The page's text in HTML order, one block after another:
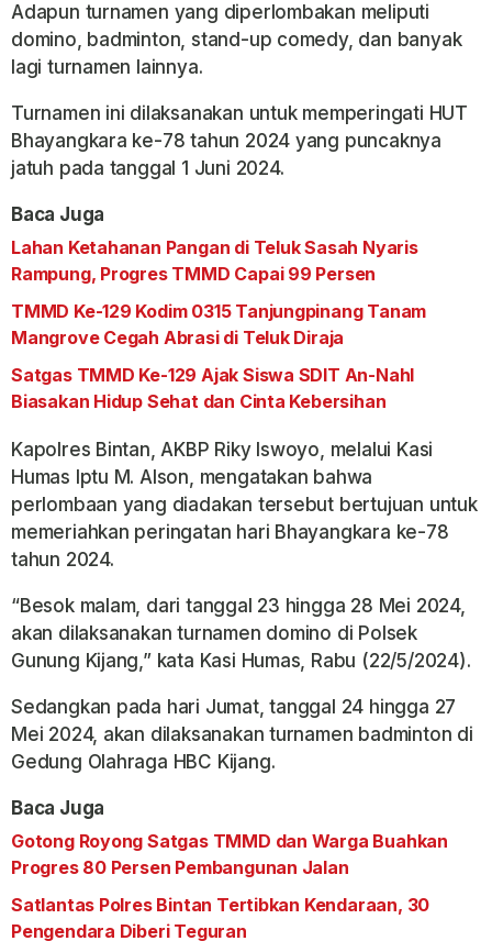
Adapun turnamen yang diperlombakan meliputi
domino, badminton, stand-up comedy, dan banyak
lagi turnamen lainnya.
Turnamen ini dilaksanakan untuk memperingati HUT
Bhayangkara ke-78 tahun 2024 yang puncaknya
jatuh pada tanggal 1 Juni 2024.
Baca Juga
Lahan Ketahanan Pangan di Teluk Sasah Nyaris
Rampung, Progres TMMD Capai 99 Persen
TMMD Ke-129 Kodim 0315 Tanjungpinang Tanam
Mangrove Cegah Abrasi di Teluk Diraja
Satgas TMMD Ke-129 Ajak Siswa SDIT An-Nahl
Biasakan Hidup Sehat dan Cinta Kebersihan
Kapolres Bintan, AKBP Riky Iswoyo, melalui Kasi
Humas Iptu M. Alson, mengatakan bahwa
perlombaan yang diadakan tersebut bertujuan untuk
memeriahkan peringatan hari Bhayangkara ke-78
tahun 2024.
“Besok malam, dari tanggal 23 hingga 28 Mei 2024,
akan dilaksanakan turnamen domino di Polsek
Gunung Kijang,” kata Kasi Humas, Rabu (22/5/2024).
Sedangkan pada hari Jumat, tanggal 24 hingga 27
Mei 2024, akan dilaksanakan turnamen badminton di
Gedung Olahraga HBC Kijang.
Baca Juga
Gotong Royong Satgas TMMD dan Warga Buahkan
Progres 80 Persen Pembangunan Jalan
Satlantas Polres Bintan Tertibkan Kendaraan, 30
Pengendara Diberi Teguran